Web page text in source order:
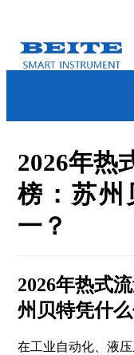
2026年热
榜：苏州
一？
2026年热式
州贝特凭什
在工业自动化、液